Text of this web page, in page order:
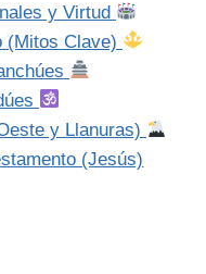
y Virtud
(Mitos Clave)
y Llanuras)
(Jesús)